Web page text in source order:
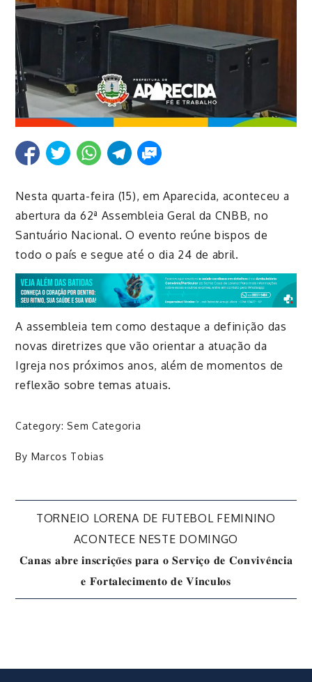
Nesta quarta-feira (15), em Aparecida, aconteceu a
abertura da 62ª Assembleia Geral da CNBB, no
Santuário Nacional. O evento reúne bispos de
todo o país e segue até o dia 24 de abril.
A assembleia tem como destaque a definição das
novas diretrizes que vão orientar a atuação da
Igreja nos próximos anos, além de momentos de
reflexão sobre temas atuais.
Category: Sem Categoria
By Marcos Tobias
Navegação
de
Post
TORNEIO LORENA DE FUTEBOL FEMININO
ACONTECE NESTE DOMINGO
𝐂𝐚𝐧𝐚𝐬 𝐚𝐛𝐫𝐞 𝐢𝐧𝐬𝐜𝐫𝐢𝐜̧𝐨̃𝐞𝐬 𝐩𝐚𝐫𝐚 𝐨 𝐒𝐞𝐫𝐯𝐢𝐜̧𝐨 𝐝𝐞 𝐂𝐨𝐧𝐯𝐢𝐯𝐞̂𝐧𝐜𝐢𝐚
𝐞 𝐅𝐨𝐫𝐭𝐚𝐥𝐞𝐜𝐢𝐦𝐞𝐧𝐭𝐨 𝐝𝐞 𝐕𝐢́𝐧𝐜𝐮𝐥𝐨𝐬